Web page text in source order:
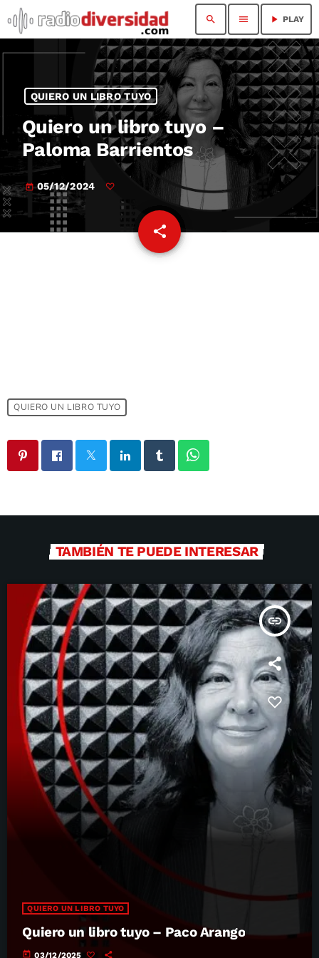
search menu play_arrow PLAY
QUIERO UN LIBRO TUYO
Quiero un libro tuyo –
Paloma Barrientos
today 05/12/2024
share
email
QUIERO UN LIBRO TUYO
TAMBIÉN TE PUEDE INTERESAR
insert_link
QUIERO UN LIBRO TUYO
Quiero un libro tuyo – Paco Arango
today 03/12/2025